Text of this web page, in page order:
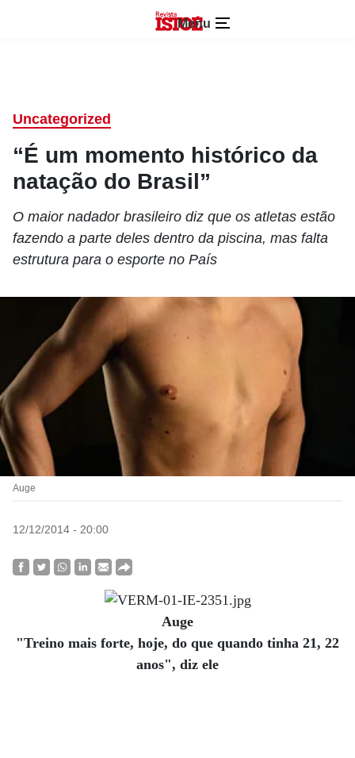
Menu
Uncategorized
“É um momento histórico da
natação do Brasil”
O maior nadador brasileiro diz que os atletas estão
fazendo a parte deles dentro da piscina, mas falta
estrutura para o esporte no País
Auge
12/12/2014 - 20:00
Auge
"Treino mais forte, hoje, do que quando tinha 21, 22
anos", diz ele